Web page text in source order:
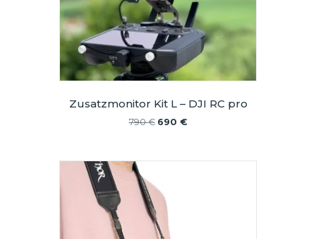
Zusatzmonitor Kit L – DJI RC pro
790€ Ursprünglicher
790 €
690 €Aktueller
690 €.